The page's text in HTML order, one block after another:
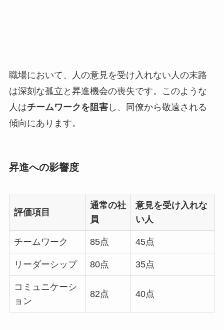
職場において、人の意見を受け入れない人の末路
は深刻な孤立と昇進機会の喪失です。このような
人はチームワークを阻害し、同僚から敬遠される
傾向にあります。
昇進への影響度
評価項目
通常の社
員
意見を受け入れな
い人
チームワーク 85点 45点
リーダーシップ 80点 35点
コミュニケーシ
ョン
82点 40点